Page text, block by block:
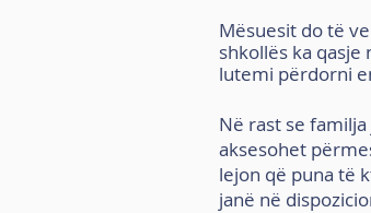
Mësuesit do të
shkollës ka
lutemi përdorni
Në rast se
aksesohet
lejon që puna të
janë në